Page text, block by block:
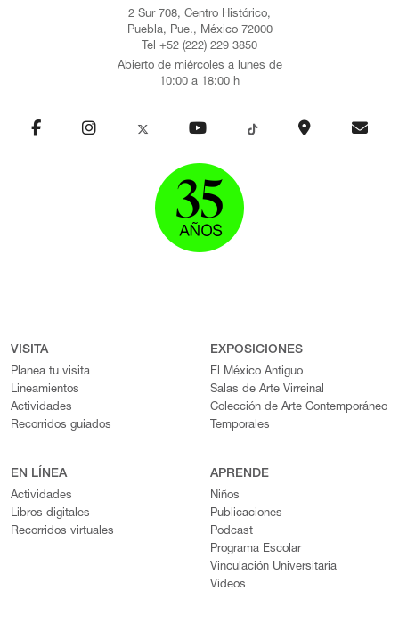
2 Sur 708, Centro Histórico,
Puebla, Pue., México 72000
Tel +52 (222) 229 3850
Abierto de miércoles a lunes de
10:00 a 18:00 h
VISITA
Planea tu visita
Lineamientos
Actividades
Recorridos guiados
EXPOSICIONES
El México Antiguo
Salas de Arte Virreinal
Colección de Arte Contemporáneo
Temporales
EN LÍNEA
Actividades
Libros digitales
Recorridos virtuales
APRENDE
Niños
Publicaciones
Podcast
Programa Escolar
Vinculación Universitaria
Videos